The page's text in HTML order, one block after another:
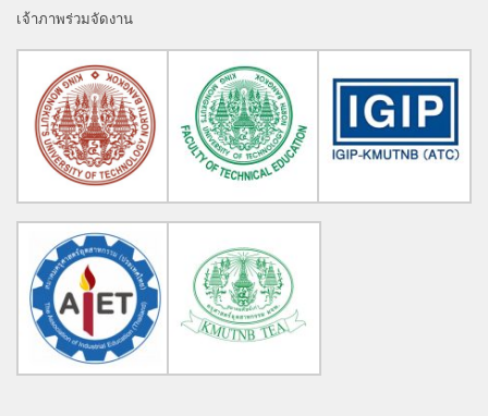
เจ้าภาพร่วมจัดงาน